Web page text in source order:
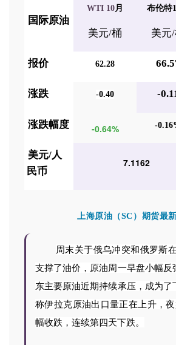
国际原油
WTI 10月
美元/桶
布伦特
美元/
报价 62.28
涨跌 -0.40 -
涨跌幅度 -0.64% -
美元/人
民币
7.1162
上海原油（SC）期货最
周末关于俄乌冲突和俄罗斯
支撑了油价，原油周一早盘小幅反
东主要原油近期持续承压，成为
称伊拉克原油出口量正在上升，
幅收跌， 连续第四天下跌。